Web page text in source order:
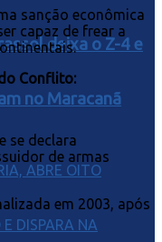
deixa o Z-4 e
no Maracanã
sanção econômica
capaz de frear a
Conflito:
se declara
de armas
em 2003, após